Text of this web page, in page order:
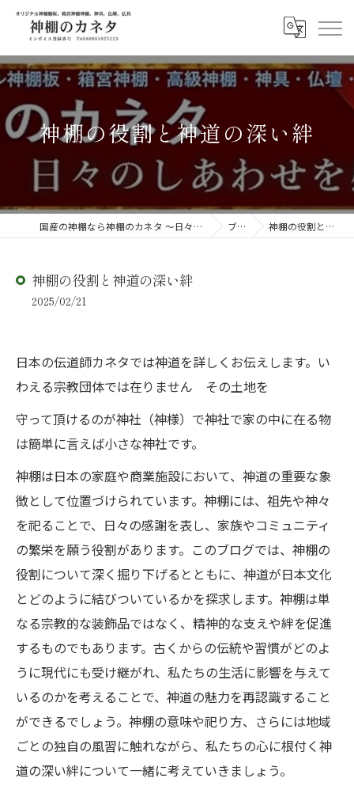
神棚の役割と神道の深い絆
国産の神棚なら神棚のカネタ ～日々のしあわせを感じる物を～ ブログ 神棚の役割と神道の深い絆
神棚の役割と神道の深い絆
2025/02/21
日本の伝道師カネタでは神道を詳しくお伝えします。い
わえる宗教団体では在りません その土地を
守って頂けるのが神社（神様）で神社で家の中に在る物
は簡単に言えば小さな神社です。
神棚は日本の家庭や商業施設において、神道の重要な象
徴として位置づけられています。神棚には、祖先や神々
を祀ることで、日々の感謝を表し、家族やコミュニティ
の繁栄を願う役割があります。このブログでは、神棚の
役割について深く掘り下げるとともに、神道が日本文化
とどのように結びついているかを探求します。神棚は単
なる宗教的な装飾品ではなく、精神的な支えや絆を促進
するものでもあります。古くからの伝統や習慣がどのよ
うに現代にも受け継がれ、私たちの生活に影響を与えて
いるのかを考えることで、神道の魅力を再認識すること
ができるでしょう。神棚の意味や祀り方、さらには地域
ごとの独自の風習に触れながら、私たちの心に根付く神
道の深い絆について一緒に考えていきましょう。